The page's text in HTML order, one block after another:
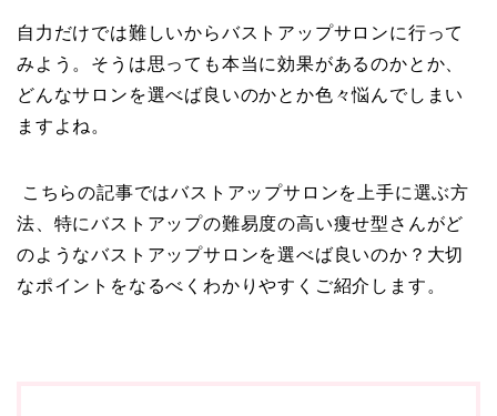
自力だけでは難しいからバストアップサロンに行って
みよう。そうは思っても本当に効果があるのかとか、
どんなサロンを選べば良いのかとか色々悩んでしまい
ますよね。
こちらの記事ではバストアップサロンを上手に選ぶ方
法、特にバストアップの難易度の高い痩せ型さんがど
のようなバストアップサロンを選べば良いのか？大切
なポイントをなるべくわかりやすくご紹介します。